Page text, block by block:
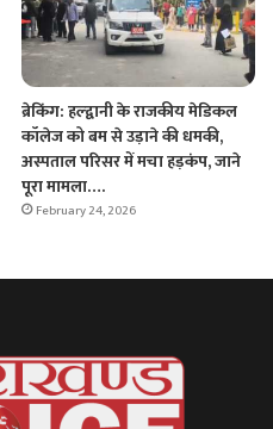
ब्रेकिंग: हल्द्वानी के राजकीय मेडिकल
कॉलेज को बम से उड़ाने की धमकी,
अस्पताल परिसर में मचा हड़कंप, जाने
पूरा मामला….
February 24, 2026